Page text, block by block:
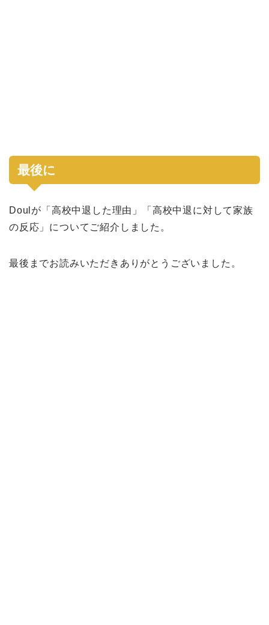
最後に
Doulが「高校中退した理由」「高校中退に対して家族
の反応」についてご紹介しました。
最後までお読みいただきありがとうございました。